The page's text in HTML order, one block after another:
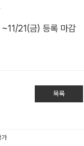
~11/21(금) 등록 마감
목록